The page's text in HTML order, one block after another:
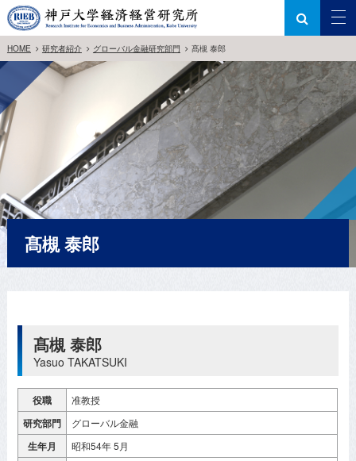
HOME 研究者紹介 グローバル金融研究部門 髙槻 泰郎
髙槻 泰郎
髙槻 泰郎
Yasuo TAKATSUKI
役職 准教授
研究部門 グローバル金融
生年月 昭和54年 5月